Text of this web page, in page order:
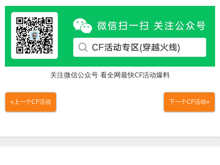
关注微信公众号 看全网最快CF活动爆料
«上一个CF活动 下一个CF活动»